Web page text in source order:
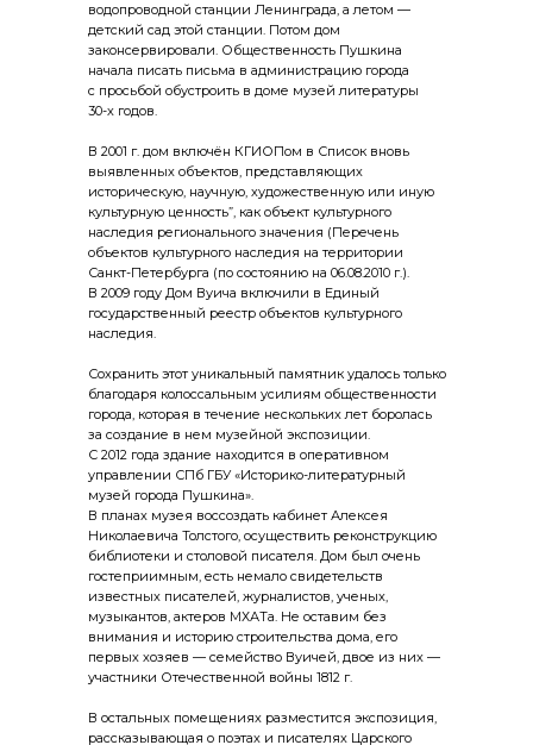
водопроводной станции Ленинграда, а летом —
детский сад этой станции. Потом дом
законсервировали. Общественность Пушкина
начала писать письма в администрацию города
с просьбой обустроить в доме музей литературы
30-х годов.
В 2001 г. дом включён КГИОПом в Список вновь
выявленных объектов, представляющих
историческую, научную, художественную или иную
культурную ценность”, как объект культурного
наследия регионального значения (Перечень
объектов культурного наследия на территории
Санкт-Петербурга (по состоянию на 06.08.2010 г.).
В 2009 году Дом Вуича включили в Единый
государственный реестр объектов культурного
наследия.
Сохранить этот уникальный памятник удалось только
благодаря колоссальным усилиям общественности
города, которая в течение нескольких лет боролась
за создание в нем музейной экспозиции.
С 2012 года здание находится в оперативном
управлении СПб ГБУ «Историко-литературный
музей города Пушкина».
В планах музея воссоздать кабинет Алексея
Николаевича Толстого, осуществить реконструкцию
библиотеки и столовой писателя. Дом был очень
гостеприимным, есть немало свидетельств
известных писателей, журналистов, ученых,
музыкантов, актеров МХАТа. Не оставим без
внимания и историю строительства дома, его
первых хозяев — семейство Вуичей, двое из них —
участники Отечественной войны 1812 г.
В остальных помещениях разместится экспозиция,
рассказывающая о поэтах и писателях Царского